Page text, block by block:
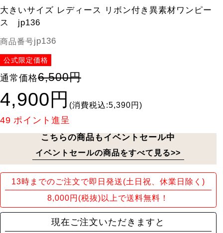
大きいサイズ レディース リボン付き異素材ワンピー
ス jp136
商品番号jp136
公式限定価格
通常価格6,500円
4,900円 (消費税込:5,390円)
49 ポイント進呈
こちらの商品もイベントセール中
イベントセールの商品をすべて見る>>
13時までのご注文で即日発送(土日祝、休業日除く)
8,000円(税抜)以上で送料無料！
現在ご注文いただきますと